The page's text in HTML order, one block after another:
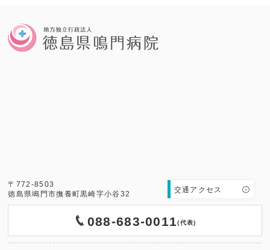
〒772-8503
徳島県鳴門市撫養町黒崎字小谷32
交通アクセス
088-683-0011(代表)